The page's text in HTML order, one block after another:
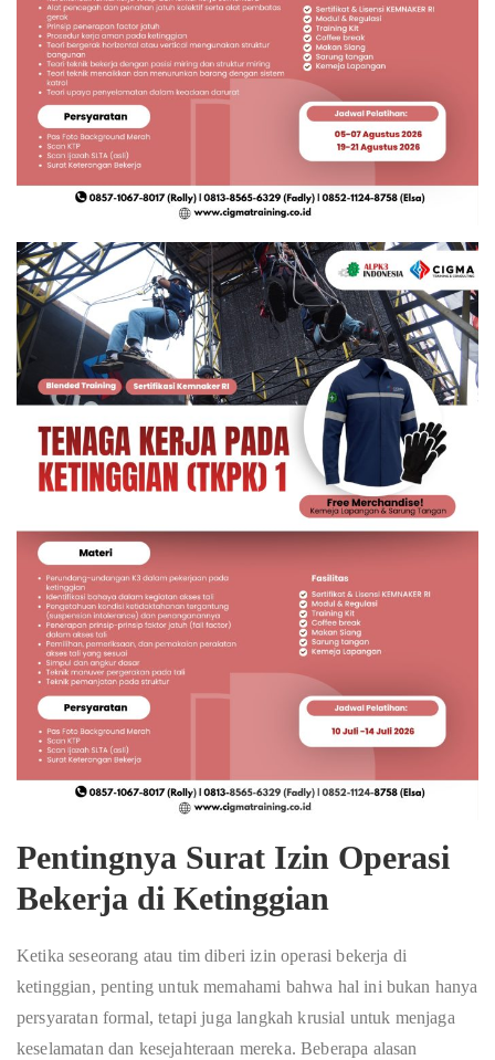
Pentingnya Surat Izin Operasi
Bekerja di Ketinggian
Ketika seseorang atau tim diberi izin operasi bekerja di
ketinggian, penting untuk memahami bahwa hal ini bukan hanya
persyaratan formal, tetapi juga langkah krusial untuk menjaga
keselamatan dan kesejahteraan mereka. Beberapa alasan